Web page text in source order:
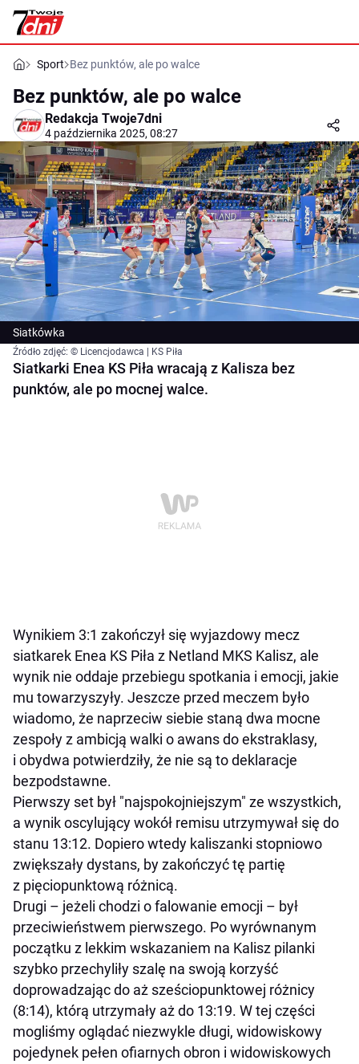
Sport Bez punktów, ale po walce
Bez punktów, ale po walce
Redakcja Twoje7dni
4 października 2025, 08:27
Siatkówka
Źródło zdjęć: © Licencjodawca | KS Piła
Siatkarki Enea KS Piła wracają z Kalisza bez
punktów, ale po mocnej walce.
Wynikiem 3:1 zakończył się wyjazdowy mecz
siatkarek Enea KS Piła z Netland MKS Kalisz, ale
wynik nie oddaje przebiegu spotkania i emocji, jakie
mu towarzyszyły. Jeszcze przed meczem było
wiadomo, że naprzeciw siebie staną dwa mocne
zespoły z ambicją walki o awans do ekstraklasy,
i obydwa potwierdziły, że nie są to deklaracje
bezpodstawne.
Pierwszy set był "najspokojniejszym" ze wszystkich,
a wynik oscylujący wokół remisu utrzymywał się do
stanu 13:12. Dopiero wtedy kaliszanki stopniowo
zwiększały dystans, by zakończyć tę partię
z pięciopunktową różnicą.
Drugi – jeżeli chodzi o falowanie emocji – był
przeciwieństwem pierwszego. Po wyrównanym
początku z lekkim wskazaniem na Kalisz pilanki
szybko przechyliły szalę na swoją korzyść
doprowadzając do aż sześciopunktowej różnicy
(8:14), którą utrzymały aż do 13:19. W tej części
mogliśmy oglądać niezwykle długi, widowiskowy
pojedynek pełen ofiarnych obron i widowiskowych